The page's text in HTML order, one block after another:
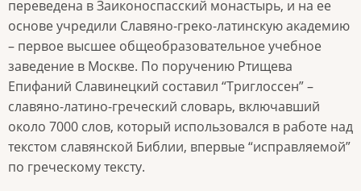
переведена в Заиконоспасский монастырь, и на ее
основе учредили Славяно-греко-латинскую академию
– первое высшее общеобразовательное учебное
заведение в Москве. По поручению Ртищева
Епифаний Славинецкий составил “Триглоссен” –
славяно-латино-греческий словарь, включавший
около 7000 слов, который использовался в работе над
текстом славянской Библии, впервые “исправляемой”
по греческому тексту.